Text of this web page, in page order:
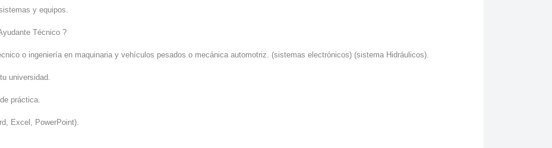
y equipos.
Técnico ?
o ingeniería en maquinaria y vehículos pesados o mecánica automotriz. (sistemas electrónicos) (sistema Hidráulicos).
universidad.
práctica.
Excel, PowerPoint).